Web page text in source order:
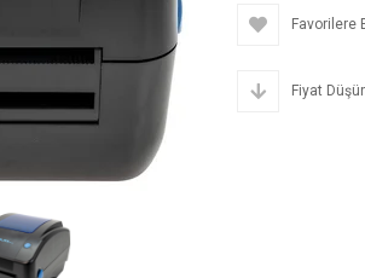
Favorilere
Fiyat